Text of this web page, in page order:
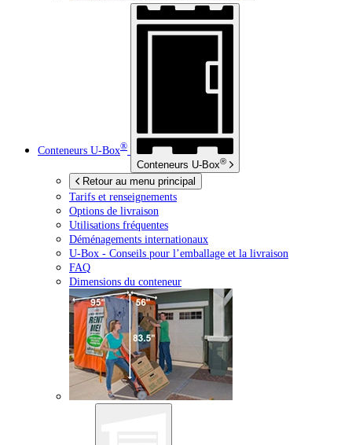
Conteneurs U-Box®
Conteneurs U-Box®
Retour au menu principal
Tarifs et renseignements
Options de livraison
Utilisations fréquentes
Déménagements internationaux
U-Box - Conseils pour l’emballage et la livraison
FAQ
Dimensions du conteneur